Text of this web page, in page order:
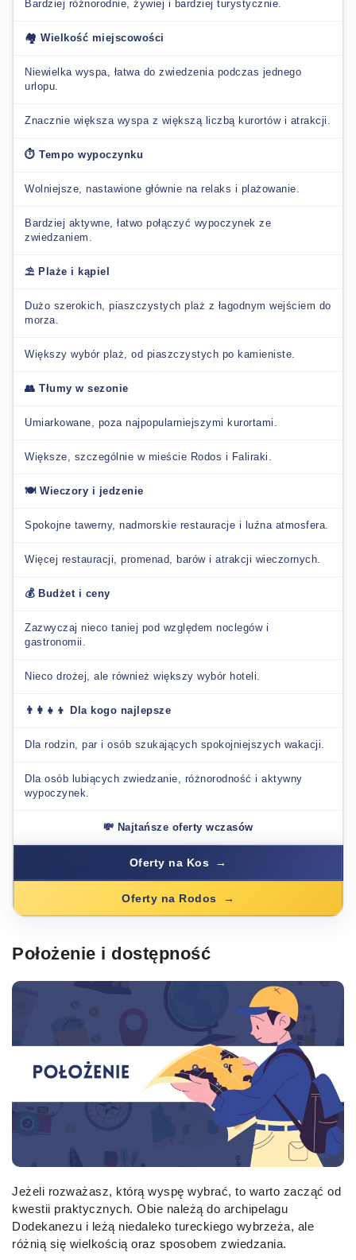
Bardziej różnorodnie, żywiej i bardziej turystycznie.
🏘️ Wielkość miejscowości
Niewielka wyspa, łatwa do zwiedzenia podczas jednego
urlopu.
Znacznie większa wyspa z większą liczbą kurortów i atrakcji.
⏱️ Tempo wypoczynku
Wolniejsze, nastawione głównie na relaks i plażowanie.
Bardziej aktywne, łatwo połączyć wypoczynek ze
zwiedzaniem.
⛱️ Plaże i kąpiel
Dużo szerokich, piaszczystych plaż z łagodnym wejściem do
morza.
Większy wybór plaż, od piaszczystych po kamieniste.
👥 Tłumy w sezonie
Umiarkowane, poza najpopularniejszymi kurortami.
Większe, szczególnie w mieście Rodos i Faliraki.
🍽️ Wieczory i jedzenie
Spokojne tawerny, nadmorskie restauracje i luźna atmosfera.
Więcej restauracji, promenad, barów i atrakcji wieczornych.
💰 Budżet i ceny
Zazwyczaj nieco taniej pod względem noclegów i
gastronomii.
Nieco drożej, ale również większy wybór hoteli.
👨‍👩‍👧‍👦 Dla kogo najlepsze
Dla rodzin, par i osób szukających spokojniejszych wakacji.
Dla osób lubiących zwiedzanie, różnorodność i aktywny
wypoczynek.
💸 Najtańsze oferty wczasów
Oferty na Kos
Oferty na Rodos
Położenie i dostępność
Jeżeli rozważasz, którą wyspę wybrać, to warto zacząć od
kwestii praktycznych. Obie należą do archipelagu
Dodekanezu i leżą niedaleko tureckiego wybrzeża, ale
różnią się wielkością oraz sposobem zwiedzania.